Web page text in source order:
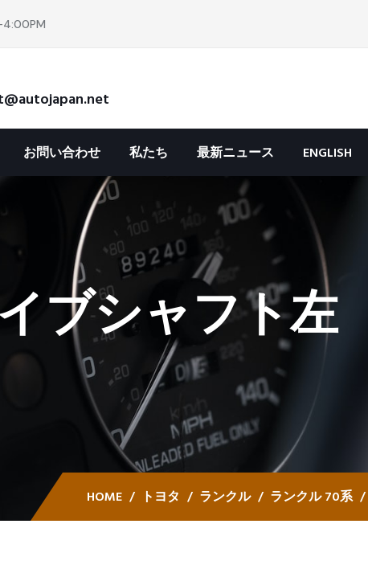
4:00PM
お問い合わせ 私たち 最新ニュース ENGLISH
ブシャフト左
HOME トヨタ ランクル ランクル 70系